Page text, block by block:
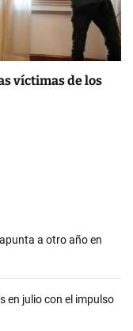
víctimas de los
a otro año en
en julio con el impulso